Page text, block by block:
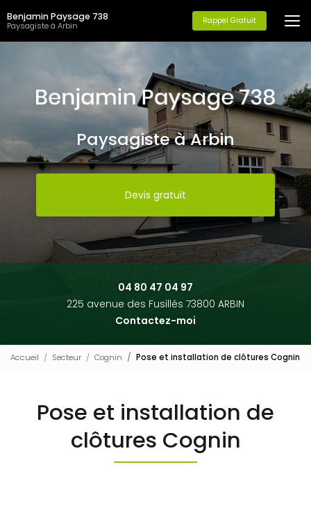
au
contenu
principal
Benjamin Paysage 738
Paysagiste à Arbin Rappel Gratuit
Paysagiste à Arbin
Devis gratuit
04 80 47 04 97
225 avenue des Fusillés 73800 ARBIN
Contactez-moi
Accueil Secteur Cognin Pose et installation de clôtures Cognin
Pose et installation de
clôtures Cognin